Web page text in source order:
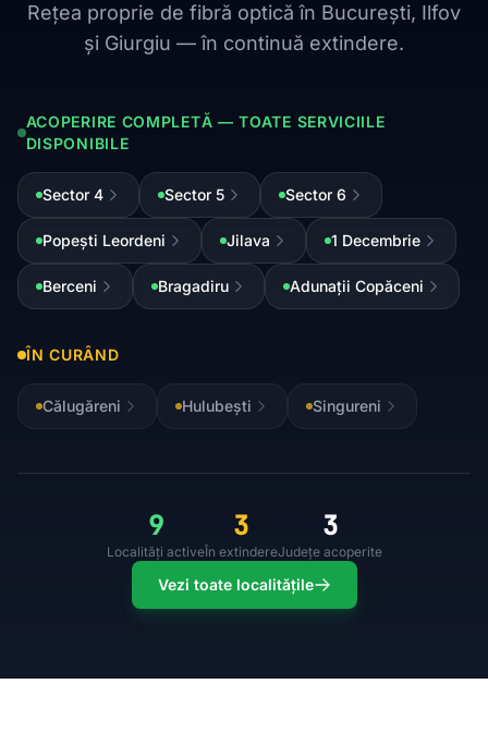
Rețea proprie de fibră optică în București, Ilfov
și Giurgiu — în continuă extindere.
ACOPERIRE COMPLETĂ — TOATE SERVICIILE
DISPONIBILE
Sector 4 Sector 5 Sector 6
Popești Leordeni Jilava 1 Decembrie
Berceni Bragadiru Adunații Copăceni
ÎN CURÂND
Călugăreni Hulubești Singureni
9
Localități active
3
În extindere
3
Județe acoperite
Vezi toate localitățile